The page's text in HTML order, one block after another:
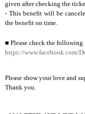
given after checking the
- This benefit will be
the benefit on time.
■ Please check the
https://www.facebook.com/
Please show your love and
Thank you.